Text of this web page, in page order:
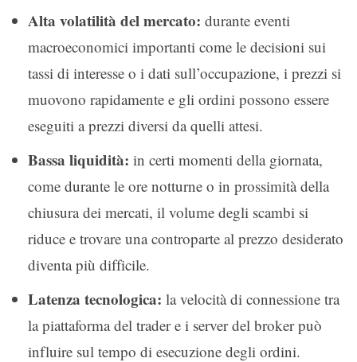
Alta volatilità del mercato: durante eventi
macroeconomici importanti come le decisioni sui
tassi di interesse o i dati sull’occupazione, i prezzi si
muovono rapidamente e gli ordini possono essere
eseguiti a prezzi diversi da quelli attesi.
Bassa liquidità: in certi momenti della giornata,
come durante le ore notturne o in prossimità della
chiusura dei mercati, il volume degli scambi si
riduce e trovare una controparte al prezzo desiderato
diventa più difficile.
Latenza tecnologica: la velocità di connessione tra
la piattaforma del trader e i server del broker può
influire sul tempo di esecuzione degli ordini.